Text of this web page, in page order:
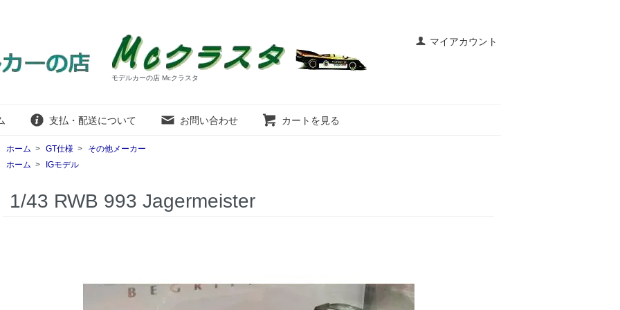
マイアカウント
モデルカーの店 Mcクラスタ
支払・配送について お問い合わせ カートを見る
ホーム > GT仕様 >
その他メーカー
ホーム > IGモデル
1/43 RWB 993 Jagermeister